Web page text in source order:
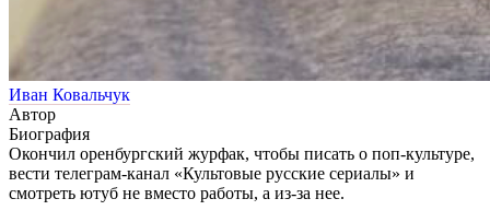
Иван Ковальчук
Автор
Биография
Окончил оренбургский журфак, чтобы писать о поп-культуре,
вести телеграм-канал «Культовые русские сериалы» и
смотреть ютуб не вместо работы, а из-за нее.